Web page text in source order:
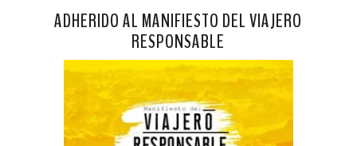
ADHERIDO AL MANIFIESTO DEL VIAJERO
RESPONSABLE